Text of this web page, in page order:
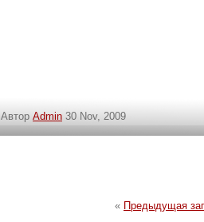
Автор Admin 30 Nov, 2009
« Предыдущая